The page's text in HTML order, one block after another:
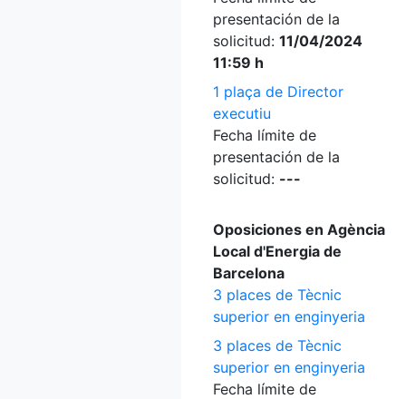
presentación de la
solicitud: 11/04/2024
11:59 h
1 plaça de Director
executiu
Fecha límite de
presentación de la
solicitud: ---
Oposiciones en Agència
Local d'Energia de
Barcelona
3 places de Tècnic
superior en enginyeria
3 places de Tècnic
superior en enginyeria
Fecha límite de